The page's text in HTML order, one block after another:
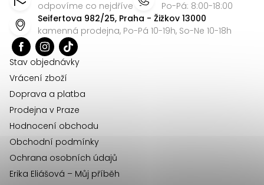
odpovíme co nejdříve
Po-Pá: 8:00-18:00
Seifertova 982/25, Praha - Žižkov 13000
kamenná prodejna, Po-Pá 10-19h, So-Ne 10-18h
Stav objednávky
Vrácení zboží
Doprava a platba
Prodejna v Praze
Hodnocení obchodu
Obchodní podmínky
Ochrana osobních údajů
Erika Eliášová – Můj příběh